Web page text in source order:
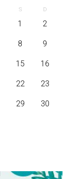
1 2
8 9
15 16
22 23
29 30